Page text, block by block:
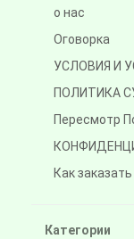
о нас
Оговорка
УСЛОВИЯ И
ПОЛИТИКА
Пересмотр
Как заказать
Категории